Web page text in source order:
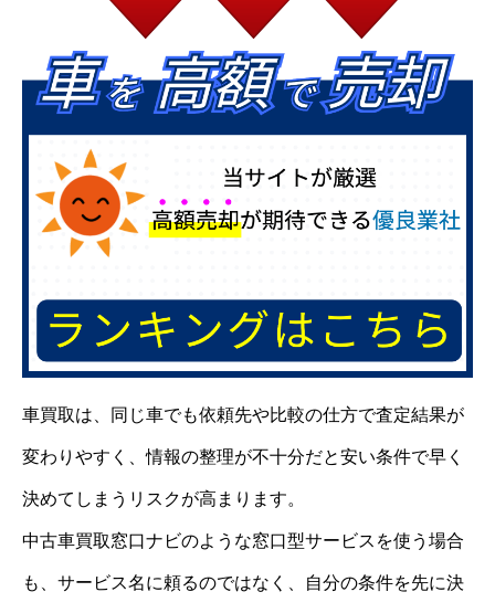
車買取は、同じ車でも依頼先や比較の仕方で査定結果が
変わりやすく、情報の整理が不十分だと安い条件で早く
決めてしまうリスクが高まります。
中古車買取窓口ナビのような窓口型サービスを使う場合
も、サービス名に頼るのではなく、自分の条件を先に決